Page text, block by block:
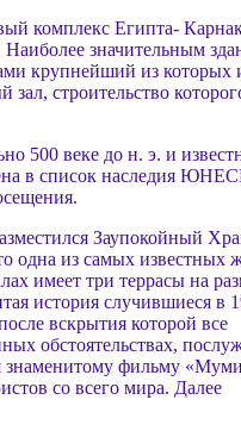
комплекс Египта-
значительным
крупнейший из которых
строительство
500 веке до н. э. и
в список наследия
Заупокойный
одна из самых известных
имеет три террасы на
история случившиеся в
вскрытия которой все
обстоятельствах,
знаменитому фильму
со всего мира. Далее